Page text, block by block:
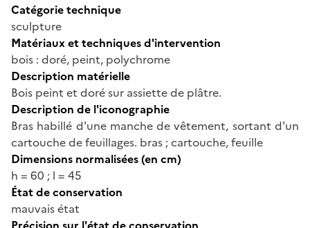
Catégorie technique
sculpture
Matériaux et techniques d'intervention
bois : doré, peint, polychrome
Description matérielle
Bois peint et doré sur assiette de plâtre.
Description de l'iconographie
Bras habillé d'une manche de vêtement, sortant d'un
cartouche de feuillages. bras ; cartouche, feuille
Dimensions normalisées (en cm)
h = 60 ; l = 45
État de conservation
mauvais état